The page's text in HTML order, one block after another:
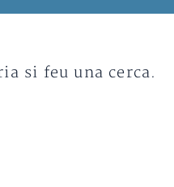
si feu una cerca.